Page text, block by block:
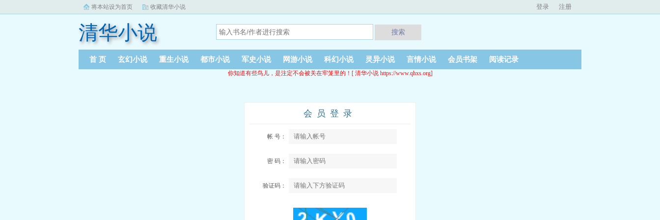
将本站设为首页 收藏清华小说 登录 注册
清华小说 搜索
首 页 玄幻小说 重生小说 都市小说 军史小说 网游小说 科幻小说 灵异小说 言情小说 会员书架 阅读记录
你知道有些鸟儿，是注定不会被关在牢笼里的！[ 清华小说 https://www.qhxs.org]
会员登录
帐 号：
密 码：
验证码：